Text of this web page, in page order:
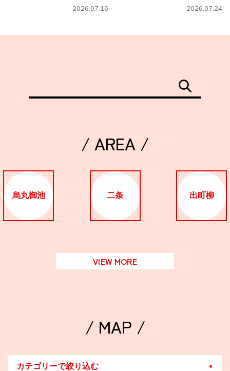
2026.07.16 2026.07.24
/ AREA /
烏丸御池 二条 出町柳
VIEW MORE
/ MAP /
カテゴリーで絞り込む ▼